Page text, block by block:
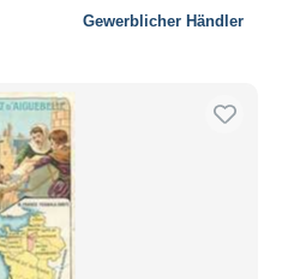
Gewerblicher Händler